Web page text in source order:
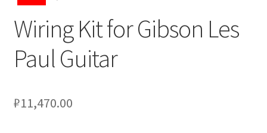
Wiring Kit for Gibson Les
Paul Guitar
₽11,470.00